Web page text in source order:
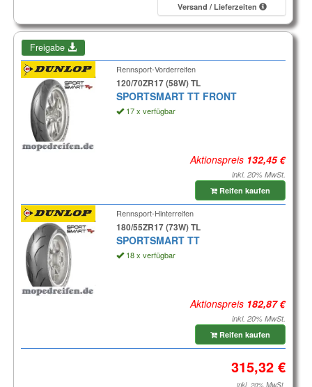
Versand / Lieferzeiten
Freigabe
Rennsport-Vorderreifen
120/70ZR17 (58W) TL
SPORTSMART TT FRONT
17 x verfügbar
Aktionspreis
inkl. 20% MwSt.
Reifen kaufen
Rennsport-Hinterreifen
180/55ZR17 (73W) TL
SPORTSMART TT
18 x verfügbar
Aktionspreis
inkl. 20% MwSt.
Reifen kaufen
inkl. 20% MwSt.